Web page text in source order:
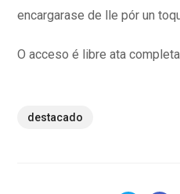
encargarase de lle pór un
O acceso é libre ata
destacado